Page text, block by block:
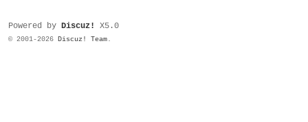
Powered by Discuz! X5.0
© 2001-2026 Discuz! Team.